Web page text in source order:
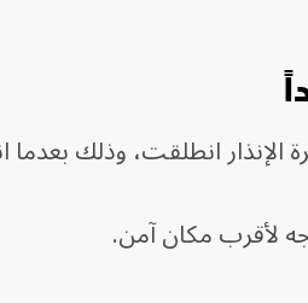
الإنذار انطلقت، وذلك
لأقرب مكان آمن.